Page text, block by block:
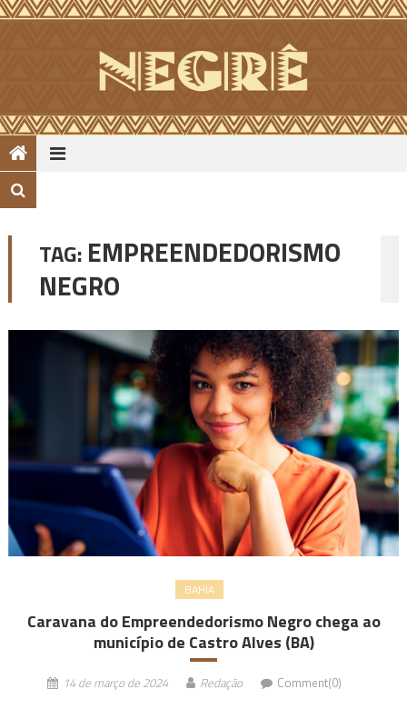
Skip
TAG: EMPREENDEDORISMO
NEGRO
BAHIA
Caravana do Empreendedorismo Negro chega ao
município de Castro Alves (BA)
14 de março de 2024 Redação Comment(0)